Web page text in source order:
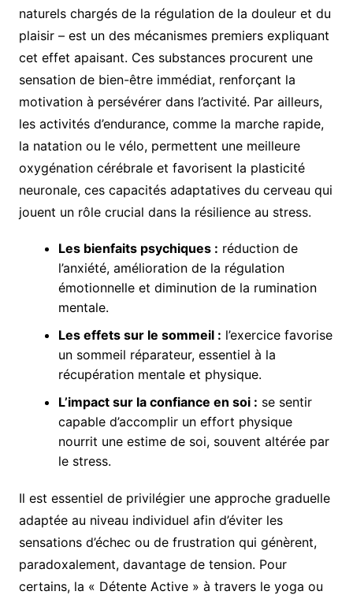
naturels chargés de la régulation de la douleur et du
plaisir – est un des mécanismes premiers expliquant
cet effet apaisant. Ces substances procurent une
sensation de bien-être immédiat, renforçant la
motivation à persévérer dans l’activité. Par ailleurs,
les activités d’endurance, comme la marche rapide,
la natation ou le vélo, permettent une meilleure
oxygénation cérébrale et favorisent la plasticité
neuronale, ces capacités adaptatives du cerveau qui
jouent un rôle crucial dans la résilience au stress.
Les bienfaits psychiques : réduction de
l’anxiété, amélioration de la régulation
émotionnelle et diminution de la rumination
mentale.
Les effets sur le sommeil : l’exercice favorise
un sommeil réparateur, essentiel à la
récupération mentale et physique.
L’impact sur la confiance en soi : se sentir
capable d’accomplir un effort physique
nourrit une estime de soi, souvent altérée par
le stress.
Il est essentiel de privilégier une approche graduelle
adaptée au niveau individuel afin d’éviter les
sensations d’échec ou de frustration qui génèrent,
paradoxalement, davantage de tension. Pour
certains, la « Détente Active » à travers le yoga ou